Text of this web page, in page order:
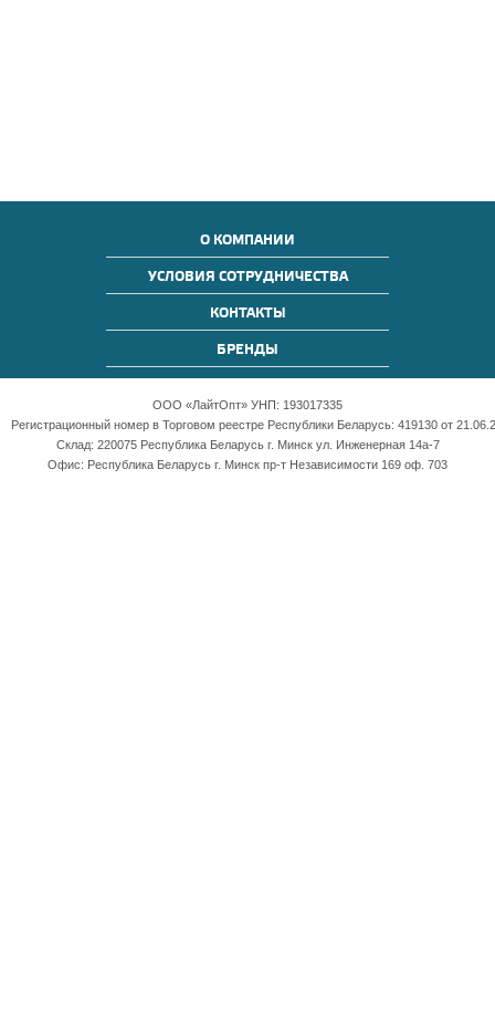
О КОМПАНИИ
УСЛОВИЯ СОТРУДНИЧЕСТВА
КОНТАКТЫ
БРЕНДЫ
ООО «ЛайтОпт» УНП: 193017335
Регистрационный номер в Торговом реестре Республики Беларусь: 419130 от
Склад: 220075 Республика Беларусь г. Минск ул. Инженерная 14а-7
Офис: Республика Беларусь г. Минск пр-т Независимости 169 оф. 703